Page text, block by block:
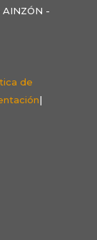
AINZÓN -
de
|